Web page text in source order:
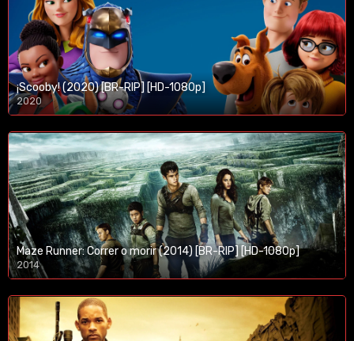
¡Scooby! (2020) [BR-RIP] [HD-1080p]
2020
1080p/720p
Maze Runner: Correr o morir (2014) [BR-RIP] [HD-1080p]
2014
1080p/720p